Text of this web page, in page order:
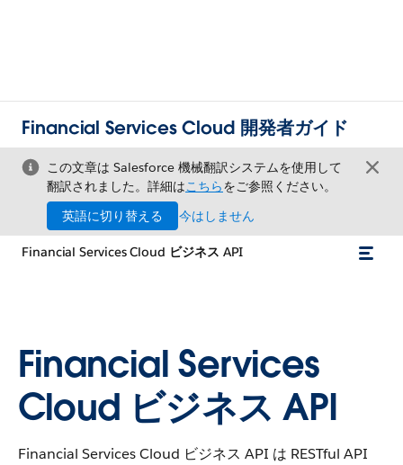
Financial Services Cloud 開発者ガイド
この文章は Salesforce 機械翻訳システムを使用して
翻訳されました。詳細はこちらをご参照ください。
英語に切り替える
今はしません
Financial Services Cloud ビジネス API
Financial Services
Cloud ビジネス API
Financial Services Cloud ビジネス API は RESTful API